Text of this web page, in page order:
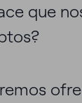
que